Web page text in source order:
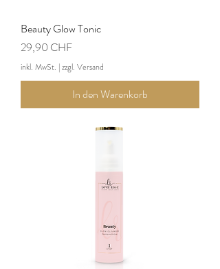
Beauty Glow Tonic
Preis
29,90 CHF
inkl. MwSt. |zzgl. Versand
In den Warenkorb